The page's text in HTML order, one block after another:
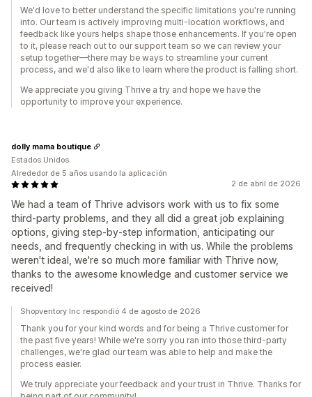
We'd love to better understand the specific limitations you're running
into. Our team is actively improving multi-location workflows, and
feedback like yours helps shape those enhancements. If you're open
to it, please reach out to our support team so we can review your
setup together—there may be ways to streamline your current
process, and we'd also like to learn where the product is falling short.
We appreciate you giving Thrive a try and hope we have the
opportunity to improve your experience.
2 de abril de 2026
We had a team of Thrive advisors work with us to fix some
third-party problems, and they all did a great job explaining
options, giving step-by-step information, anticipating our
needs, and frequently checking in with us. While the problems
weren't ideal, we're so much more familiar with Thrive now,
thanks to the awesome knowledge and customer service we
received!
dolly mama boutique
Estados Unidos
Alrededor de 5 años usando la aplicación
Shopventory Inc respondió 4 de agosto de 2026
Thank you for your kind words and for being a Thrive customer for
the past five years! While we're sorry you ran into those third-party
challenges, we're glad our team was able to help and make the
process easier.
We truly appreciate your feedback and your trust in Thrive. Thanks for